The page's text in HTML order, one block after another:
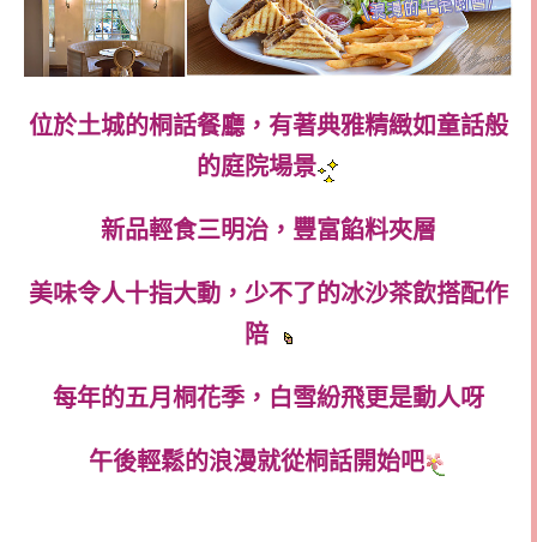
位於土城的桐話餐廳，有著典雅精緻如童話般
的庭院場景
新品輕食三明治，豐富餡料夾層
美味令人十指大動，少不了的冰沙茶飲搭配作
陪
每年的五月桐花季，白雪紛飛更是動人呀
午後輕鬆的浪漫就從桐話開始吧